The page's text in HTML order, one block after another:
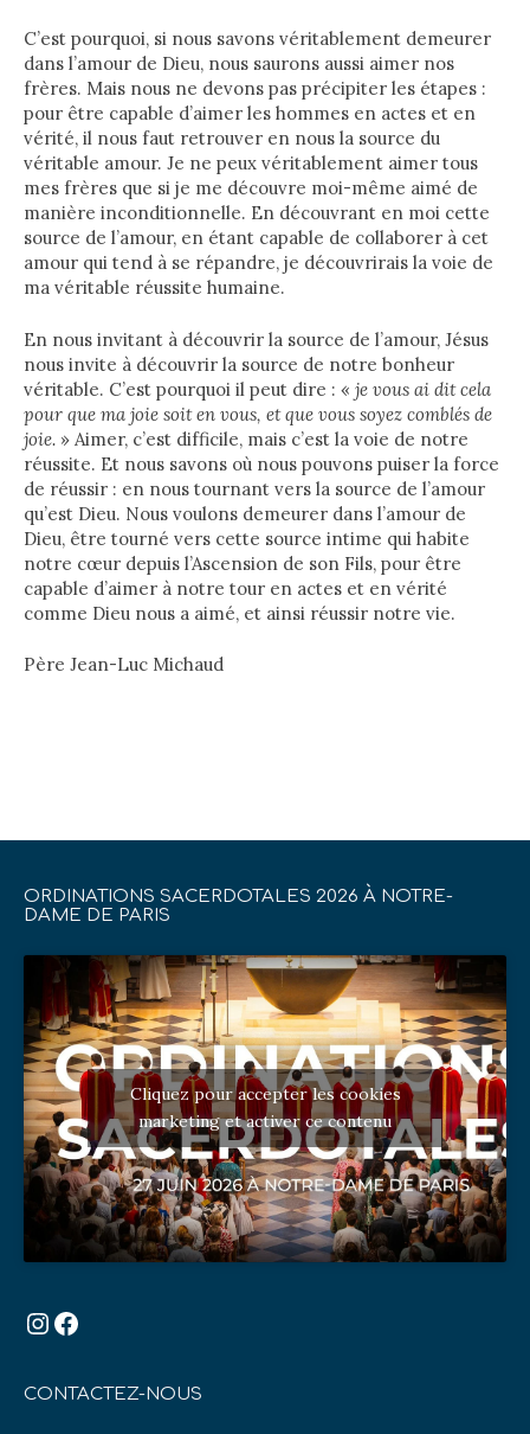
C’est pourquoi, si nous savons véritablement demeurer
dans l’amour de Dieu, nous saurons aussi aimer nos
frères. Mais nous ne devons pas précipiter les étapes :
pour être capable d’aimer les hommes en actes et en
vérité, il nous faut retrouver en nous la source du
véritable amour. Je ne peux véritablement aimer tous
mes frères que si je me découvre moi-même aimé de
manière inconditionnelle. En découvrant en moi cette
source de l’amour, en étant capable de collaborer à cet
amour qui tend à se répandre, je découvrirais la voie de
ma véritable réussite humaine.
En nous invitant à découvrir la source de l’amour, Jésus
nous invite à découvrir la source de notre bonheur
véritable. C’est pourquoi il peut dire : « je vous ai dit cela
pour que ma joie soit en vous, et que vous soyez comblés de
joie. » Aimer, c’est difficile, mais c’est la voie de notre
réussite. Et nous savons où nous pouvons puiser la force
de réussir : en nous tournant vers la source de l’amour
qu’est Dieu. Nous voulons demeurer dans l’amour de
Dieu, être tourné vers cette source intime qui habite
notre cœur depuis l’Ascension de son Fils, pour être
capable d’aimer à notre tour en actes et en vérité
comme Dieu nous a aimé, et ainsi réussir notre vie.
Père Jean-Luc Michaud
ORDINATIONS SACERDOTALES 2026 À NOTRE-
DAME DE PARIS
Cliquez pour accepter les cookies
marketing et activer ce contenu
Instagram
Facebook
CONTACTEZ-NOUS